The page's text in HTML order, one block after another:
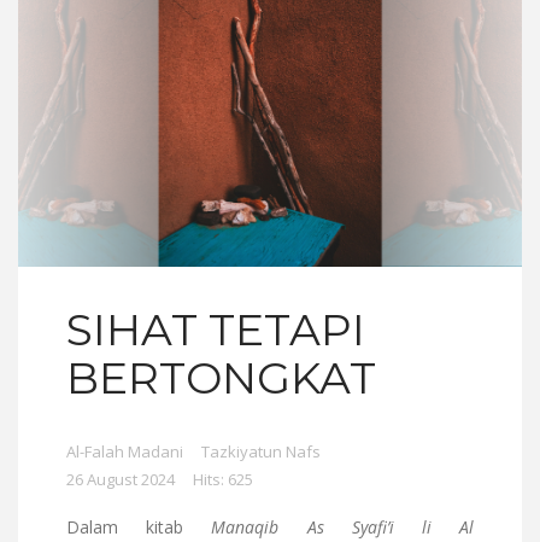
SIHAT TETAPI
BERTONGKAT
Al-Falah Madani
Tazkiyatun Nafs
26 August 2024
Hits: 625
Dalam kitabManaqib As Syafi’i li Al